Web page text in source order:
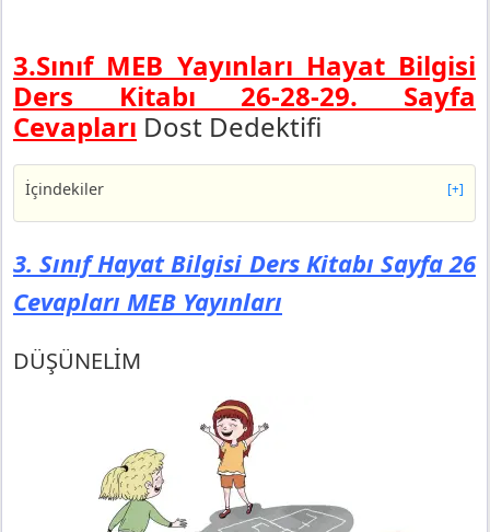
3.Sınıf MEB Yayınları Hayat Bilgisi
Ders Kitabı 26-28-29. Sayfa
Cevapları Dost Dedektifi
İçindekiler [+]
3. Sınıf Hayat Bilgisi Ders Kitabı Sayfa 26 Cevapları
MEB Yayınları
DÜŞÜNELİM
3. Sınıf Hayat Bilgisi Ders Kitabı Sayfa 28 Cevapları
DÜŞÜNELİM
DEĞERLENDİRELİM
3. Sınıf Hayat Bilgisi Ders Kitabı Sayfa 26
Cevapları MEB Yayınları
DÜŞÜNELİM